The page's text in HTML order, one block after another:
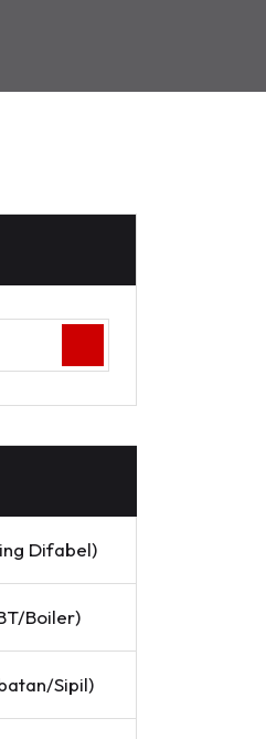
Difabel)
Boiler)
Sipil)